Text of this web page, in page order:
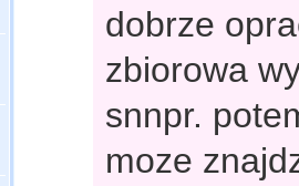
dobrze
zbiorowa
snnpr.
moze